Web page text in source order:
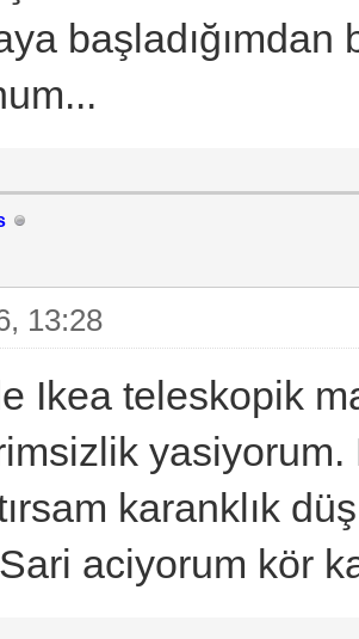
13:28
Ikea teleskopik
karanklık
aciyorum kör